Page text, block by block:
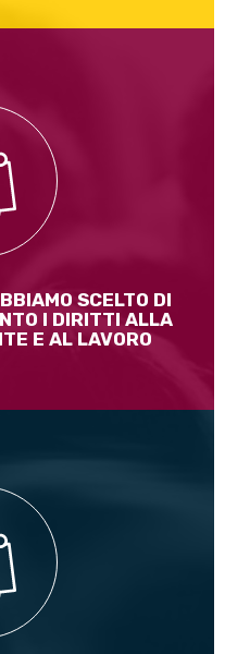
SCELTO DI
I DIRITTI ALLA
E AL LAVORO
Salva Imprese, oggi
lo Stato ha scelto di
multinazionale
IN AULA
del think tank Ecco e di
Attività Produttive ed
il gasdotto Eastmed,
evidenza le numerose